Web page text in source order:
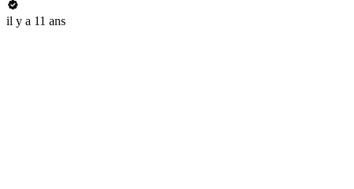
il y a 11 ans